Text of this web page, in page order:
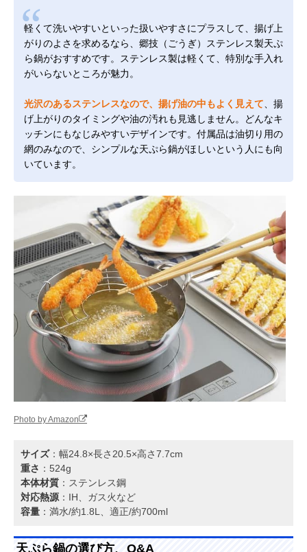
軽くて洗いやすいといった扱いやすさにプラスして、揚げ上
がりのよさを求めるなら、郷技（ごうぎ）ステンレス製天ぷ
ら鍋がおすすめです。ステンレス製は軽くて、特別な手入れ
がいらないところが魅力。
光沢のあるステンレスなので、揚げ油の中もよく見えて 、揚
げ上がりのタイミングや油の汚れも見逃しません。どんなキ
ッチンにもなじみやすいデザインです。付属品は油切り用の
網のみなので、シンプルな天ぷら鍋がほしいという人にも向
いています。
Photo by Amazon
サイズ：幅24.8×長さ20.5×高さ7.7cm
重さ ：524g
本体材質 ：ステンレス鋼
対応熱源 ：IH、ガス火など
容量 ：満水/約1.8L、適正/約700ml
天ぷら鍋の選び方、Q&A